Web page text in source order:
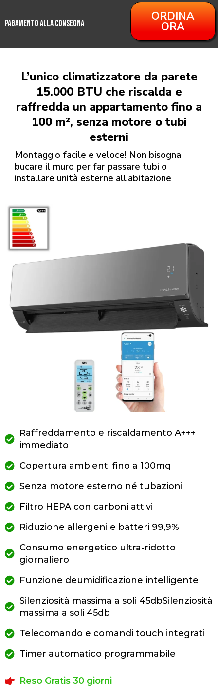
PAGAMENTO ALLA CONSEGNA
ORDINA
ORA
L’unico climatizzatore da parete
15.000 BTU che riscalda e
raffredda un appartamento fino a
100 m², senza motore o tubi
esterni
Montaggio facile e veloce! Non bisogna
bucare il muro per far passare tubi o
installare unità esterne all’abitazione
Raffreddamento e riscaldamento A+++
immediato
Copertura ambienti fino a 100mq
Senza motore esterno né tubazioni
Filtro HEPA con carboni attivi
Riduzione allergeni e batteri 99,9%
Consumo energetico ultra-ridotto
giornaliero
Funzione deumidificazione intelligente
Silenziosità massima a soli 45dbSilenziosità
massima a soli 45db
Telecomando e comandi touch integrati
Timer automatico programmabile
Reso Gratis 30 giorni